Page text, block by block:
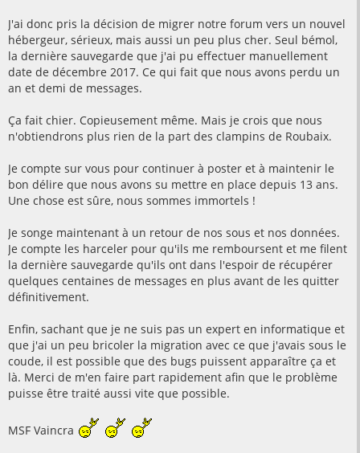
J'ai donc pris la décision de migrer notre forum vers un nouvel
hébergeur, sérieux, mais aussi un peu plus cher. Seul bémol,
la dernière sauvegarde que j'ai pu effectuer manuellement
date de décembre 2017. Ce qui fait que nous avons perdu un
an et demi de messages.
Ça fait chier. Copieusement même. Mais je crois que nous
n'obtiendrons plus rien de la part des clampins de Roubaix.
Je compte sur vous pour continuer à poster et à maintenir le
bon délire que nous avons su mettre en place depuis 13 ans.
Une chose est sûre, nous sommes immortels !
Je songe maintenant à un retour de nos sous et nos données.
Je compte les harceler pour qu'ils me remboursent et me filent
la dernière sauvegarde qu'ils ont dans l'espoir de récupérer
quelques centaines de messages en plus avant de les quitter
définitivement.
Enfin, sachant que je ne suis pas un expert en informatique et
que j'ai un peu bricoler la migration avec ce que j'avais sous le
coude, il est possible que des bugs puissent apparaître ça et
là. Merci de m'en faire part rapidement afin que le problème
puisse être traité aussi vite que possible.
MSF Vaincra